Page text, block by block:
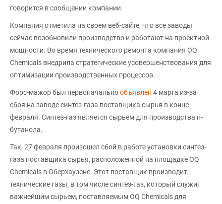
говорится в сообщении компании.
Компания отметила на своем веб-сайте, что все заводы
сейчас возобновили производство и работают на проектной
мощности. Во время технического ремонта компания OQ
Chemicals внедрила стратегические усовершенствования для
оптимизации производственных процессов.
Форс-мажор был первоначальнообъявлен 4 марта из-за
сбоя на заводе синтез-газа поставщика сырья в конце
февраля. Синтез-газ является сырьем для производства н-
бутанола.
Так, 27 февраля произошел сбой в работе установки синтез-
газа поставщика сырья, расположенной на площадке OQ
Chemicals в Оберхаузене. Этот поставщик производит
технические газы, в том числе синтез-газ, который служит
важнейшим сырьем, поставляемым OQ Chemicals для